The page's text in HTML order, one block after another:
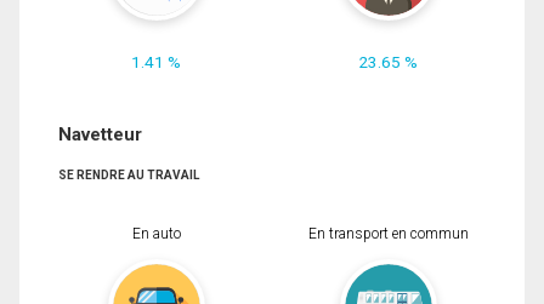
1.41 % 23.65 %
Navetteur
SE RENDRE AU TRAVAIL
En auto En transport en commun